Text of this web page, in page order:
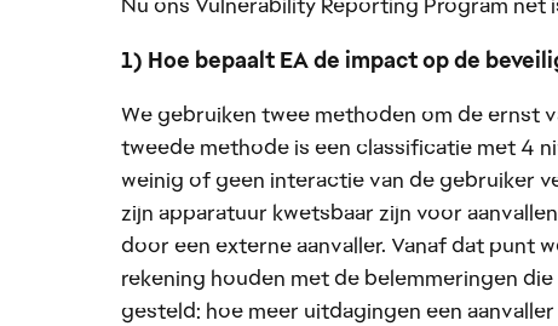
1) Hoe bepaalt EA de impact op de
We gebruiken twee methoden om de ernst
tweede methode is een classificatie met 4
weinig of geen interactie van de gebruiker
zijn apparatuur kwetsbaar zijn voor
door een externe aanvaller. Vanaf dat punt
rekening houden met de belemmeringen
gesteld: hoe meer uitdagingen een